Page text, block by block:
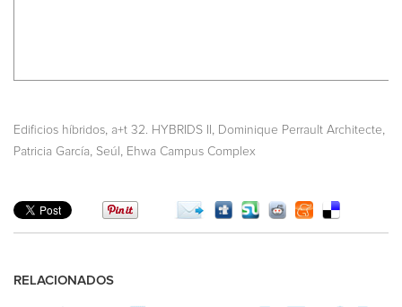
Edificios híbridos, a+t 32. HYBRIDS II , Dominique Perrault Architecte,
Patricia García, Seúl , Ehwa Campus Complex
RELACIONADOS